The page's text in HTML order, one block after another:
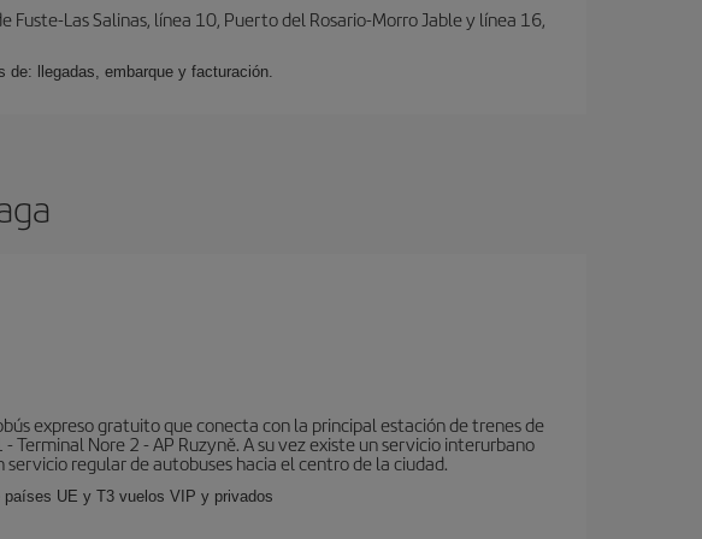
Las Salinas, línea 10, Puerto del Rosario-Morro Jable y línea 16,
de: llegadas, embarque y facturación.
expreso gratuito que conecta con la principal estación de trenes de
Nore 2 - AP Ruzyně. A su vez existe un servicio interurbano
regular de autobuses hacia el centro de la ciudad.
UE y T3 vuelos VIP y privados